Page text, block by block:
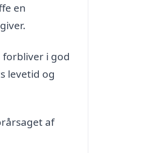
en
forbliver i god
levetid og
af